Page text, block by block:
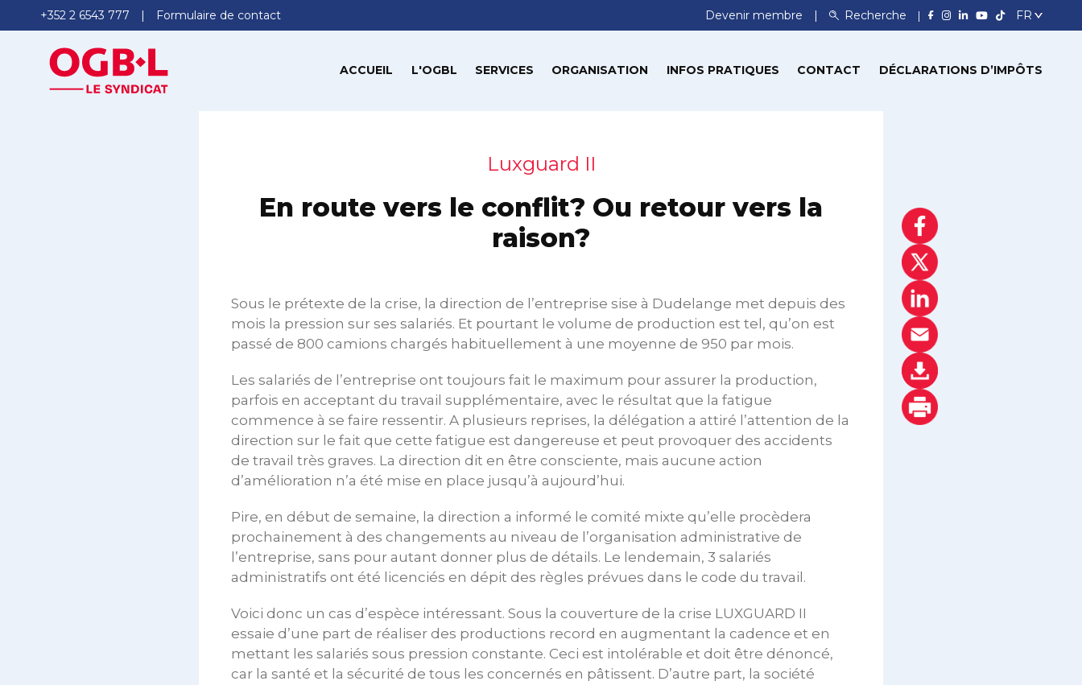
+352 2 6543 777 Formulaire de contact Devenir membre Recherche
ACCUEIL L'OGBL SERVICES ORGANISATION INFOS PRATIQUES CONTACT DÉCLARATIONS D’IMPÔTS
Luxguard II
En route vers le conflit? Ou retour vers la
raison?
Sous le prétexte de la crise, la direction de l’entreprise sise à Dudelange met depuis des
mois la pression sur ses salariés. Et pourtant le volume de production est tel, qu’on est
passé de 800 camions chargés habituellement à une moyenne de 950 par mois.
Les salariés de l’entreprise ont toujours fait le maximum pour assurer la production,
parfois en acceptant du travail supplémentaire, avec le résultat que la fatigue
commence à se faire ressentir. A plusieurs reprises, la délégation a attiré l’attention de la
direction sur le fait que cette fatigue est dangereuse et peut provoquer des accidents
de travail très graves. La direction dit en être consciente, mais aucune action
d’amélioration n’a été mise en place jusqu’à aujourd’hui.
Pire, en début de semaine, la direction a informé le comité mixte qu’elle procèdera
prochainement à des changements au niveau de l’organisation administrative de
l’entreprise, sans pour autant donner plus de détails. Le lendemain, 3 salariés
administratifs ont été licenciés en dépit des règles prévues dans le code du travail.
Voici donc un cas d’espèce intéressant. Sous la couverture de la crise LUXGUARD II
essaie d’une part de réaliser des productions record en augmentant la cadence et en
mettant les salariés sous pression constante. Ceci est intolérable et doit être dénoncé,
car la santé et la sécurité de tous les concernés en pâtissent. D’autre part, la société